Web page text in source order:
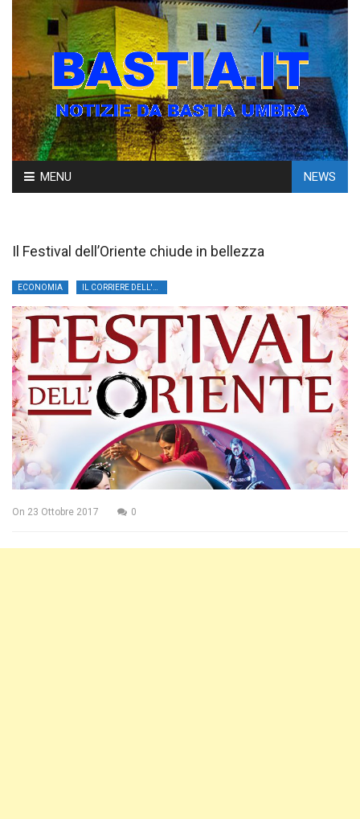
Skip
to
MENU NEWS
Il Festival dell’Oriente chiude in bellezza
ECONOMIA
On 23 Ottobre 2017 0